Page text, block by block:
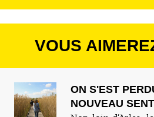
VOUS
ON S'EST
NOUVEAU